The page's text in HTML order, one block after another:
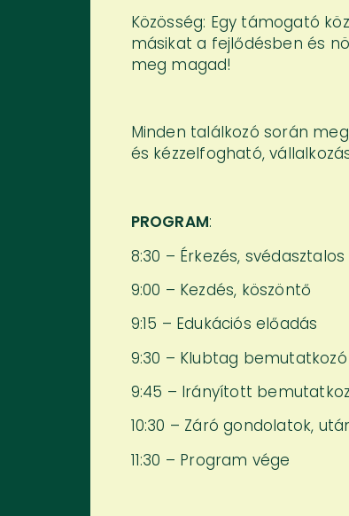
Közösség: Egy támogató
másikat a fejlődésben és
meg magad!
Minden találkozó során
és kézzelfogható,
PROGRAM:
8:30 – Érkezés,
9:00 – Kezdés, köszöntő
9:15 – Edukációs előadás
9:30 – Klubtag bemutatkozó
9:45 – Irányított
10:30 – Záró gondolatok,
11:30 – Program vége